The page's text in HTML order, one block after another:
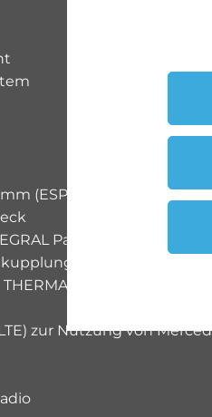
(ESP) mit
Paket
7G-DCT
zur Nutzung von